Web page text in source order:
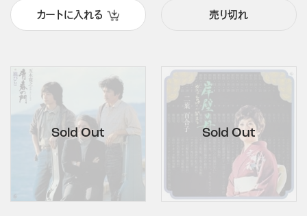
カートに入れる 売り切れ